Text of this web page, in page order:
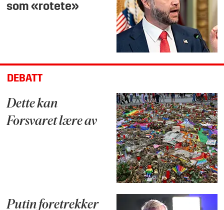
som «rotete»
DEBATT
Dette kan
Forsvaret lære av
Putin foretrekker